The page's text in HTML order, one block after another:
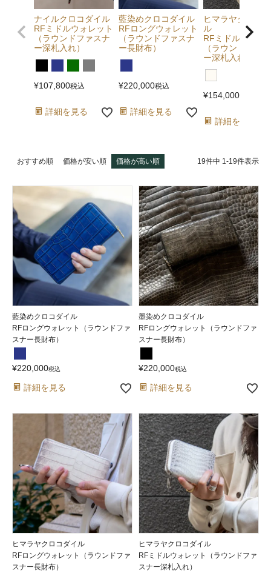
ナイルクロコダイル
RFミドルウォレット
（ラウンドファスナ
ー深札入れ）
¥107,800税込
詳細を見る
藍染めクロコダイル
RFロングウォレット
（ラウンドファスナ
ー長財布）
¥220,000税込
詳細を見る
ヒマラヤクロコ
ル
RFミドルウォレ
（ラウンドファ
ー深札入れ）
¥154,000
詳細を見る
おすすめ順 価格が安い順 価格が高い順 19件中 1 -19件表示
藍染めクロコダイル
RFロングウォレット（ラウンドファ
スナー長財布）
¥220,000税込
詳細を見る
墨染めクロコダイル
RFロングウォレット（ラウンドファ
スナー長財布）
¥220,000税込
詳細を見る
ヒマラヤクロコダイル
RFロングウォレット（ラウンドファ
スナー長財布）
ヒマラヤクロコダイル
RFミドルウォレット（ラウンドファ
スナー深札入れ）